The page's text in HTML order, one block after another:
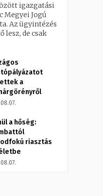
igazgatási
Megyei Jogú
Az ügyintézés
lesz, de csak
a
a hőség:
riasztás